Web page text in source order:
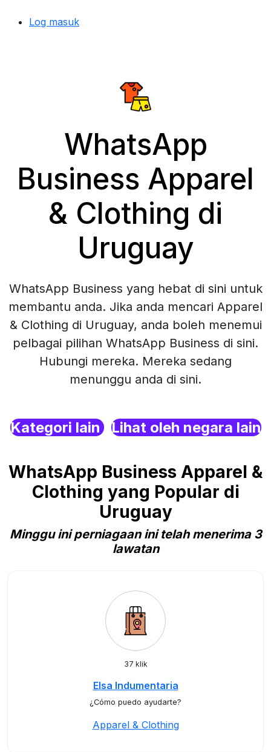
Log masuk
WhatsApp
Business Apparel
& Clothing di
Uruguay
WhatsApp Business yang hebat di sini untuk
membantu anda. Jika anda mencari Apparel
& Clothing di Uruguay, anda boleh menemui
pelbagai pilihan WhatsApp Business di sini.
Hubungi mereka. Mereka sedang
menunggu anda di sini.
Kategori lain Lihat oleh negara lain
WhatsApp Business Apparel &
Clothing yang Popular di
Uruguay
Minggu ini perniagaan ini telah menerima 3
lawatan
37 klik
Elsa Indumentaria
¿Cómo puedo ayudarte?
Apparel & Clothing